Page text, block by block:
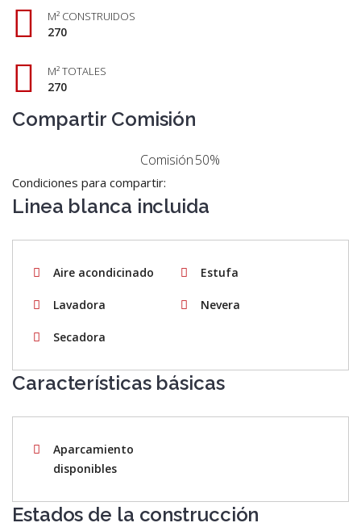
M² CONSTRUIDOS
270
M² TOTALES
270
Compartir Comisión
Comisión50%
Condiciones para compartir:
Linea blanca incluida
Aire acondicinado Estufa
Lavadora Nevera
Secadora
Características básicas
Aparcamiento
disponibles
Estados de la construcción